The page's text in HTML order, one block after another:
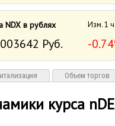
NDX в рублях Изм. 1
Руб. -
Объем торгов
курса